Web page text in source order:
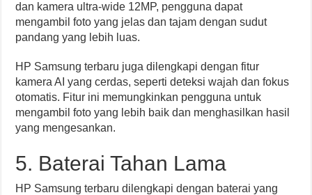
dan kamera ultra-wide 12MP, pengguna dapat
mengambil foto yang jelas dan tajam dengan sudut
pandang yang lebih luas.
HP Samsung terbaru juga dilengkapi dengan fitur
kamera AI yang cerdas, seperti deteksi wajah dan fokus
otomatis. Fitur ini memungkinkan pengguna untuk
mengambil foto yang lebih baik dan menghasilkan hasil
yang mengesankan.
5. Baterai Tahan Lama
HP Samsung terbaru dilengkapi dengan baterai yang